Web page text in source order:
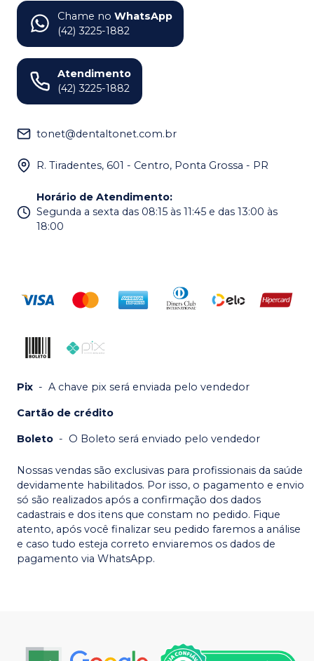
Chame no WhatsApp
(42) 3225-1882
Atendimento
(42) 3225-1882
tonet@dentaltonet.com.br
R. Tiradentes, 601 - Centro, Ponta Grossa - PR
Horário de Atendimento:
Segunda a sexta das 08:15 às 11:45 e das 13:00 às
18:00
Pix - A chave pix será enviada pelo vendedor
Cartão de crédito
Boleto - O Boleto será enviado pelo vendedor
Nossas vendas são exclusivas para profissionais da saúde
devidamente habilitados. Por isso, o pagamento e envio
só são realizados após a confirmação dos dados
cadastrais e dos itens que constam no pedido. Fique
atento, após você finalizar seu pedido faremos a análise
e caso tudo esteja correto enviaremos os dados de
pagamento via WhatsApp.